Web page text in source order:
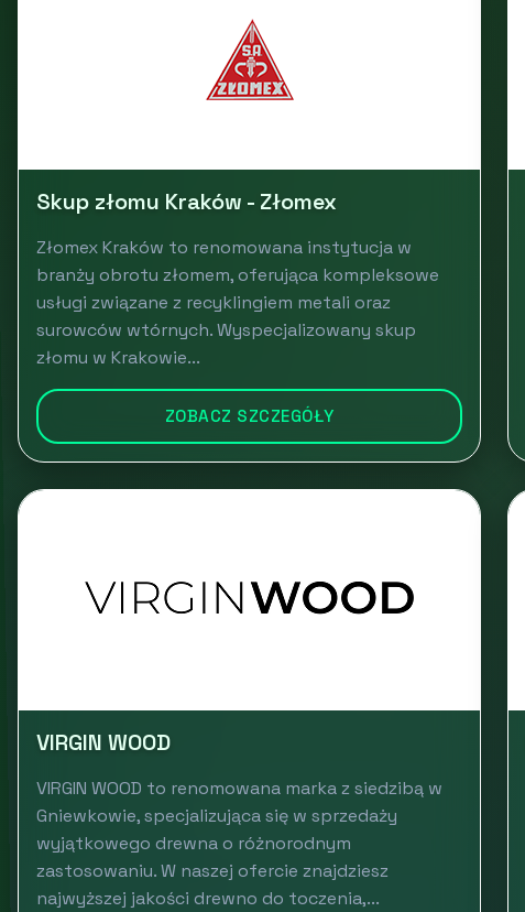
Skup złomu Kraków - Złomex
Złomex Kraków to renomowana instytucja w
branży obrotu złomem, oferująca kompleksowe
usługi związane z recyklingiem metali oraz
surowców wtórnych. Wyspecjalizowany skup
złomu w Krakowie...
ZOBACZ SZCZEGÓŁY
VIRGIN WOOD
VIRGIN WOOD to renomowana marka z siedzibą w
Gniewkowie, specjalizująca się w sprzedaży
wyjątkowego drewna o różnorodnym
zastosowaniu. W naszej ofercie znajdziesz
najwyższej jakości drewno do toczenia,...